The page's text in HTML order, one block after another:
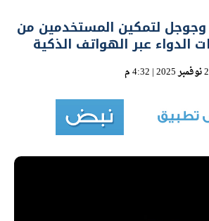
شراكة بين GS1 وجوجل لتمكين المستخدمين من
الدواء عبر الهواتف الذكية
4:32 م